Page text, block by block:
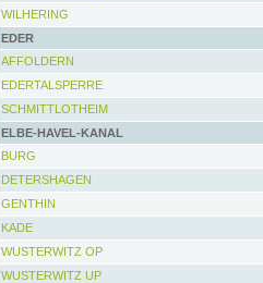
WILHERING
EDER
AFFOLDERN
EDERTALSPERRE
SCHMITTLOTHEIM
ELBE-HAVEL-KANAL
BURG
DETERSHAGEN
GENTHIN
KADE
WUSTERWITZ OP
WUSTERWITZ UP